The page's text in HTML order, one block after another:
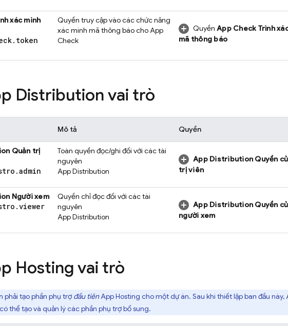
xác minh
. token
Quyền truy cập vào các chức năng
xác minh mã thông báo choApp
Check
Quyền App Check Trình
mã thông báo
Distribution vai trò
Mô tả Quyền
Quản trị
.admin
Toàn quyền đọc/ghi đối với các tài
nguyên
App Distribution
App Distribution Quyền
trị viên
Người xem
.viewer
Quyền chỉ đọc đối với các tài
nguyên
App Distribution
App Distribution Quyền
người xem
Hosting vai trò
phải tạo phần phụ trợ đầu tiênApp Hosting cho một dự án. Sau khi thiết lập ban đầu này,
thể tạo và quản lý các phần phụ trợ bổ sung.